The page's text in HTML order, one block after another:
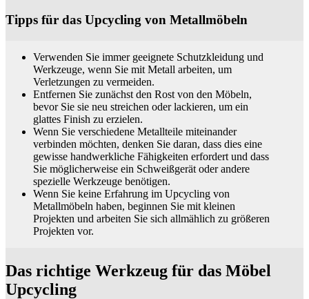
Tipps für das Upcycling von Metallmöbeln
Verwenden Sie immer geeignete Schutzkleidung und
Werkzeuge, wenn Sie mit Metall arbeiten, um
Verletzungen zu vermeiden.
Entfernen Sie zunächst den Rost von den Möbeln,
bevor Sie sie neu streichen oder lackieren, um ein
glattes Finish zu erzielen.
Wenn Sie verschiedene Metallteile miteinander
verbinden möchten, denken Sie daran, dass dies eine
gewisse handwerkliche Fähigkeiten erfordert und dass
Sie möglicherweise ein Schweißgerät oder andere
spezielle Werkzeuge benötigen.
Wenn Sie keine Erfahrung im Upcycling von
Metallmöbeln haben, beginnen Sie mit kleinen
Projekten und arbeiten Sie sich allmählich zu größeren
Projekten vor.
Das richtige Werkzeug für das Möbel
Upcycling